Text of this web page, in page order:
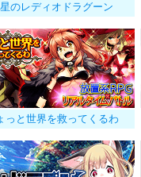
のレディオドラグーン
っと世界を救ってくるわ